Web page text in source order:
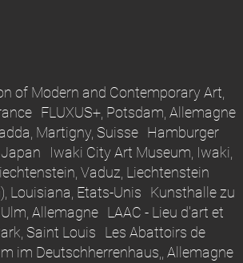
of Modern and Contemporary Art,
FLUXUS+, Potsdam, Allemagne
Martigny, Suisse Hamburger
Iwaki City Art Museum, Iwaki,
Vaduz, Liechtenstein
Louisiana, Etats-Unis Kunsthalle zu
Allemagne LAAC - Lieu d'art et
Saint Louis Les Abattoirs de
im Deutschherrenhaus,, Allemagne